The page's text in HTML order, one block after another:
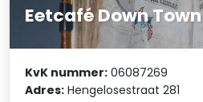
Eetcafé Down Town
KvK nummer: 06087269
Adres: Hengelosestraat 281